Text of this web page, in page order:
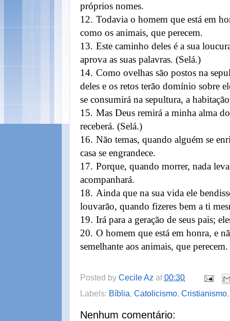
próprios nomes.
12. Todavia o homem que está em
como os animais, que perecem.
13. Este caminho deles é a sua
aprova as suas palavras. (Selá.)
14. Como ovelhas são postos na
deles e os retos terão domínio sobre
se consumirá na sepultura, a
15. Mas Deus remirá a minha alma
receberá. (Selá.)
16. Não temas, quando alguém se
casa se engrandece.
17. Porque, quando morrer, nada
acompanhará.
18. Ainda que na sua vida ele
louvarão, quando fizeres bem a ti
19. Irá para a geração de seus pais;
20. O homem que está em honra, e
semelhante aos animais, que perecem.
Posted by Cecile Az at 00:30
Labels: Bíblia, Catolicismo, Cristianismo
Nenhum comentário: